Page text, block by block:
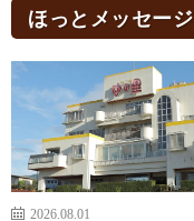
ほっとメッセージ
2026.08.01